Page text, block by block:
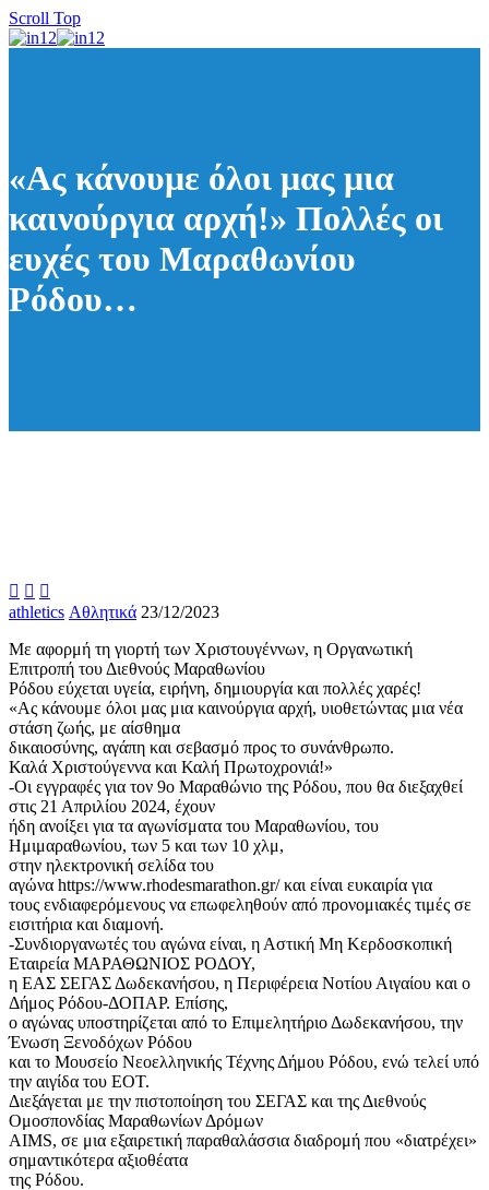
Scroll Top
«Ας κάνουμε όλοι μας μια
καινούργια αρχή!» Πολλές οι
ευχές του Μαραθωνίου
Ρόδου…
  
athletics Αθλητικά 23/12/2023
Με αφορμή τη γιορτή των Χριστουγέννων, η Οργανωτική
Επιτροπή του Διεθνούς Μαραθωνίου
Ρόδου εύχεται υγεία, ειρήνη, δημιουργία και πολλές χαρές!
«Ας κάνουμε όλοι μας μια καινούργια αρχή, υιοθετώντας μια νέα
στάση ζωής, με αίσθημα
δικαιοσύνης, αγάπη και σεβασμό προς το συνάνθρωπο.
Καλά Χριστούγεννα και Καλή Πρωτοχρονιά!»
-Οι εγγραφές για τον 9ο Μαραθώνιο της Ρόδου, που θα διεξαχθεί
στις 21 Απριλίου 2024, έχουν
ήδη ανοίξει για τα αγωνίσματα του Μαραθωνίου, του
Ημιμαραθωνίου, των 5 και των 10 χλμ,
στην ηλεκτρονική σελίδα του
αγώνα https://www.rhodesmarathon.gr/ και είναι ευκαιρία για
τους ενδιαφερόμενους να επωφεληθούν από προνομιακές τιμές σε
εισιτήρια και διαμονή.
-Συνδιοργανωτές του αγώνα είναι, η Αστική Μη Κερδοσκοπική
Εταιρεία ΜΑΡΑΘΩΝΙΟΣ ΡΟΔΟΥ,
η ΕΑΣ ΣΕΓΑΣ Δωδεκανήσου, η Περιφέρεια Νοτίου Αιγαίου και ο
Δήμος Ρόδου-ΔΟΠΑΡ. Επίσης,
ο αγώνας υποστηρίζεται από το Επιμελητήριο Δωδεκανήσου, την
Ένωση Ξενοδόχων Ρόδου
και το Μουσείο Νεοελληνικής Τέχνης Δήμου Ρόδου, ενώ τελεί υπό
την αιγίδα του ΕΟΤ.
Διεξάγεται με την πιστοποίηση του ΣΕΓΑΣ και της Διεθνούς
Ομοσπονδίας Μαραθωνίων Δρόμων
AIMS, σε μια εξαιρετική παραθαλάσσια διαδρομή που «διατρέχει»
σημαντικότερα αξιοθέατα
της Ρόδου.